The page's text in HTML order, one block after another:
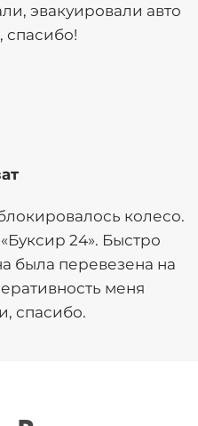
эвакуировали авто
спасибо!
колесо.
24». Быстро
была перевезена на
меня
спасибо.